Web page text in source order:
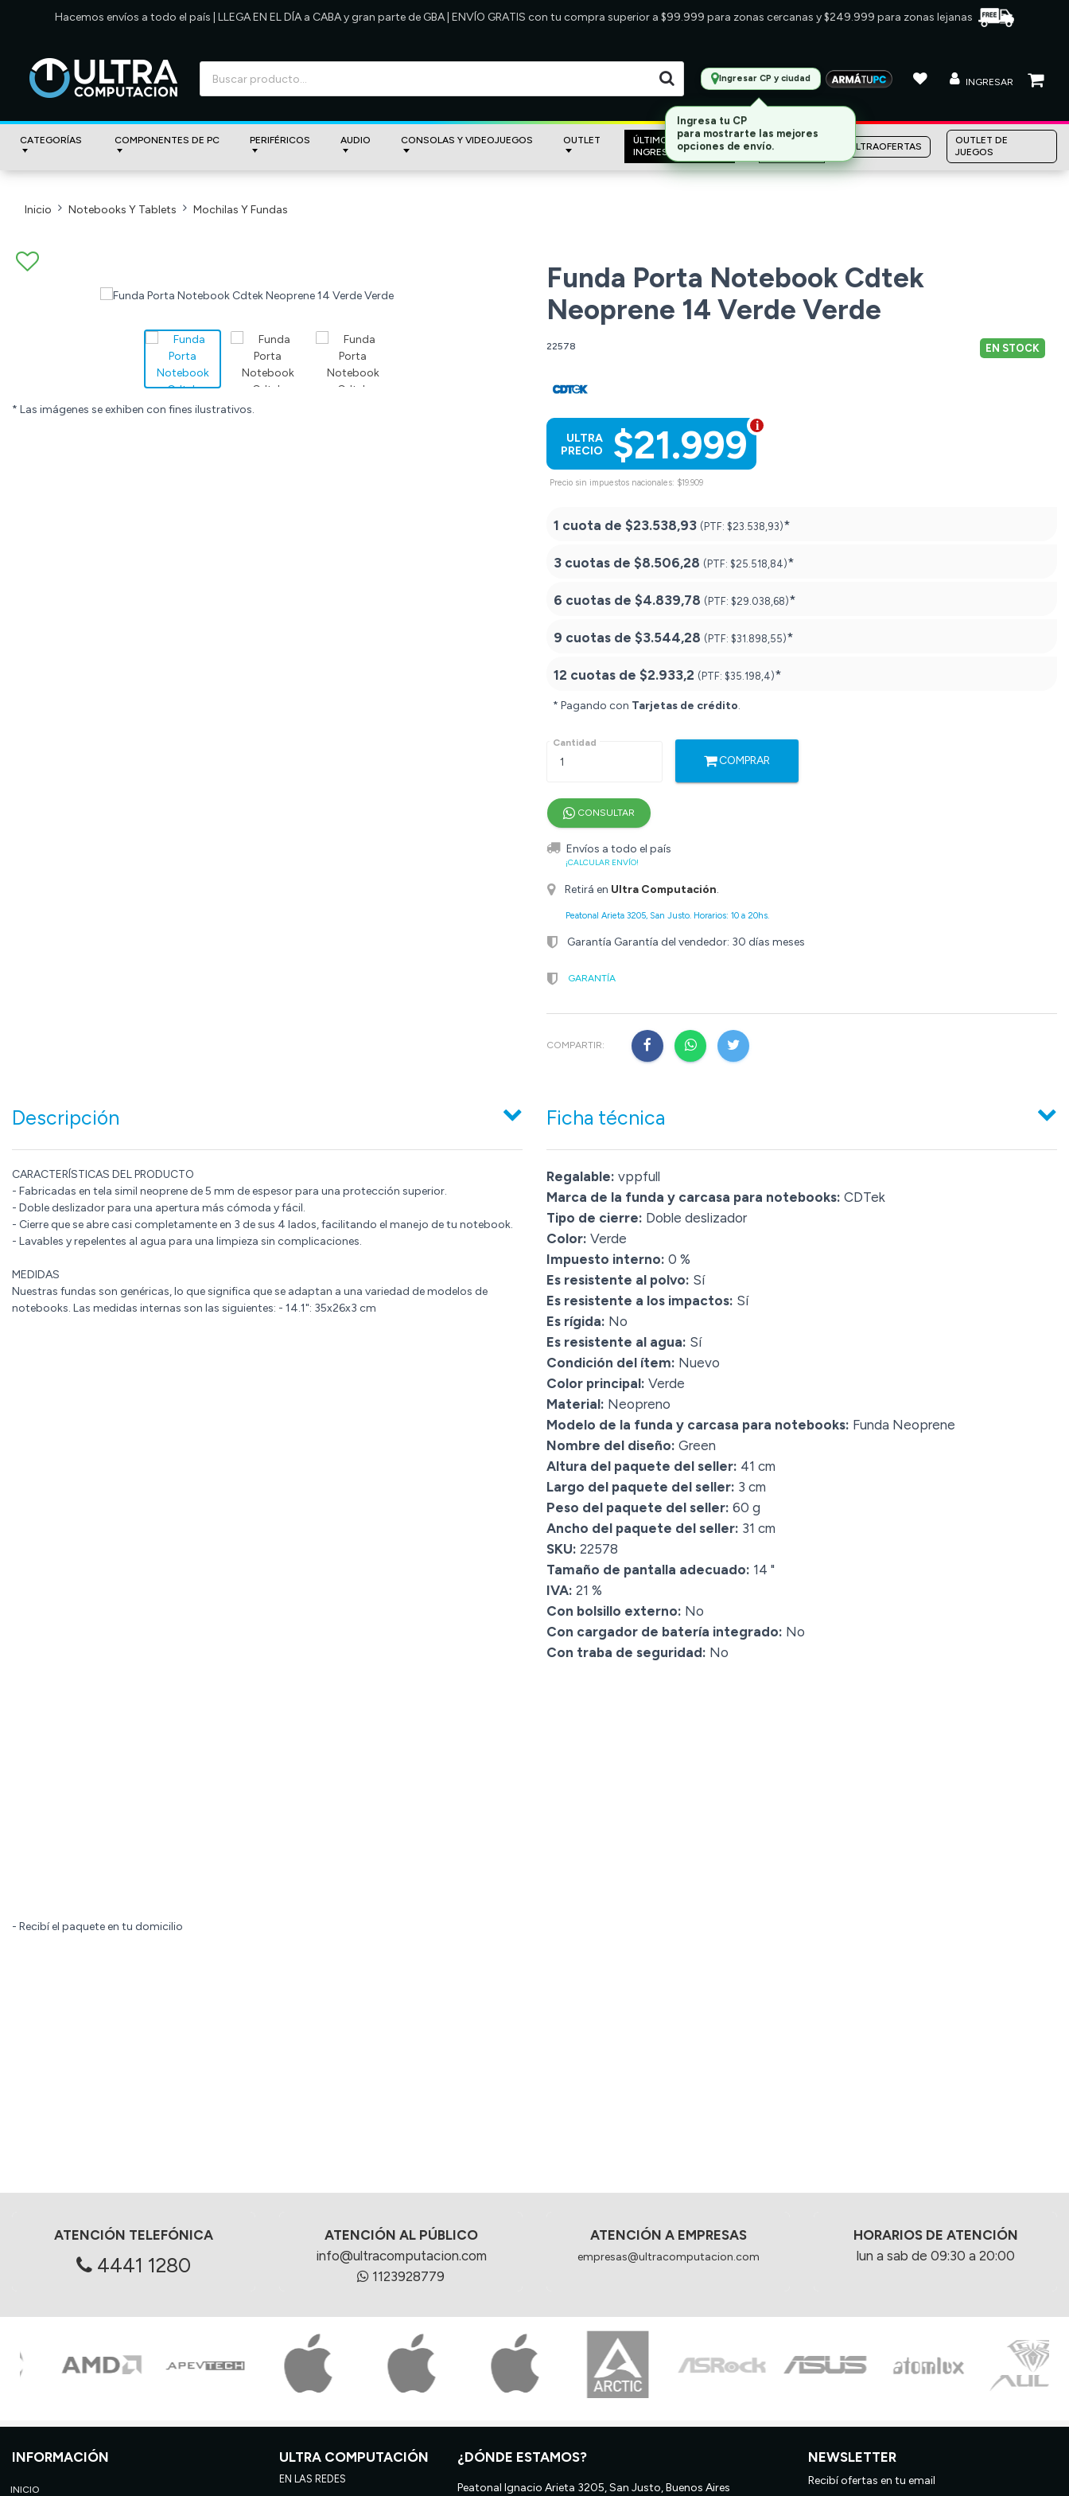
Hacemos envíos a todo el país | LLEGA EN EL DÍA a CABA y gran parte de GBA | ENVÍO GRATIS con tu compra superior a $99.999 para zonas cercanas y $249.999 para zonas lejanas
Ingresar CP y ciudad INGRESAR
CATEGORÍAS COMPONENTES DE PC PERIFÉRICOS AUDIO CONSOLAS Y VIDEOJUEGOS OUTLET
ÚLTIMOS
INGRESOS
MARCAS
ULTRAOFERTAS
OUTLET DE
JUEGOS
Inicio Notebooks Y Tablets Mochilas Y Fundas
* Las imágenes se exhiben con fines ilustrativos.
Funda Porta Notebook Cdtek
Neoprene 14 Verde Verde
22578 EN STOCK
$21.999
ULTRA
PRECIO
Precio sin impuestos nacionales: $19.909
1 cuota de $23.538,93 (PTF: $23.538,93)*
3 cuotas de $8.506,28 (PTF: $25.518,84)*
6 cuotas de $4.839,78 (PTF: $29.038,68)*
9 cuotas de $3.544,28 (PTF: $31.898,55)*
12 cuotas de $2.933,2 (PTF: $35.198,4)*
* Pagando con Tarjetas de crédito.
Cantidad
COMPRAR
CONSULTAR
Envíos a todo el país
¡CALCULAR ENVÍO!
Retirá en Ultra Computación.
Peatonal Arieta 3205, San Justo. Horarios: 10 a 20hs.
Garantía Garantía del vendedor: 30 días meses
GARANTÍA
COMPARTIR:
Descripción
CARACTERÍSTICAS DEL PRODUCTO
- Fabricadas en tela simil neoprene de 5 mm de espesor para una protección superior.
- Doble deslizador para una apertura más cómoda y fácil.
- Cierre que se abre casi completamente en 3 de sus 4 lados, facilitando el manejo de tu notebook.
- Lavables y repelentes al agua para una limpieza sin complicaciones.
MEDIDAS
Nuestras fundas son genéricas, lo que significa que se adaptan a una variedad de modelos de
notebooks. Las medidas internas son las siguientes: - 14.1": 35x26x3 cm
- Recibí el paquete en tu domicilio
Ficha técnica
Regalable: vppfull
Marca de la funda y carcasa para notebooks: CDTek
Tipo de cierre: Doble deslizador
Color: Verde
Impuesto interno: 0 %
Es resistente al polvo: Sí
Es resistente a los impactos: Sí
Es rígida: No
Es resistente al agua: Sí
Condición del ítem: Nuevo
Color principal: Verde
Material: Neopreno
Modelo de la funda y carcasa para notebooks: Funda Neoprene
Nombre del diseño: Green
Altura del paquete del seller: 41 cm
Largo del paquete del seller: 3 cm
Peso del paquete del seller: 60 g
Ancho del paquete del seller: 31 cm
SKU: 22578
Tamaño de pantalla adecuado: 14 "
IVA: 21 %
Con bolsillo externo: No
Con cargador de batería integrado: No
Con traba de seguridad: No
ATENCIÓN TELEFÓNICA
4441 1280
ATENCIÓN AL PÚBLICO
info@ultracomputacion.com
1123928779
ATENCIÓN A EMPRESAS
empresas@ultracomputacion.com
HORARIOS DE ATENCIÓN
lun a sab de 09:30 a 20:00
INFORMACIÓN
INICIO
ULTRA COMPUTACIÓN
EN LAS REDES
¿DÓNDE ESTAMOS?
Peatonal Ignacio Arieta 3205, San Justo, Buenos Aires
NEWSLETTER
Recibí ofertas en tu email